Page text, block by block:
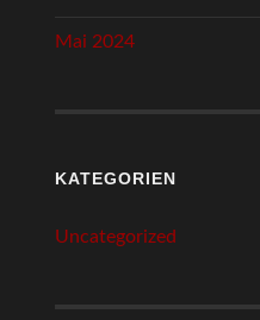
Mai 2024
KATEGORIEN
Uncategorized